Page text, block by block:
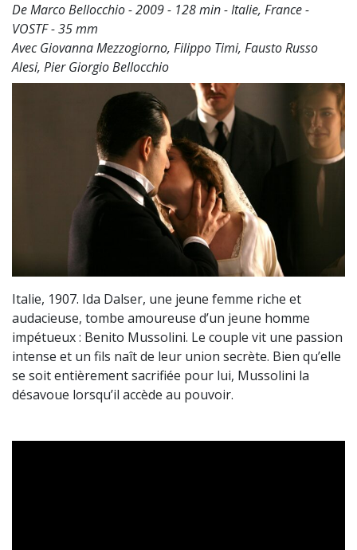
De Marco Bellocchio - 2009 - 128 min - Italie, France -
VOSTF - 35 mm
Avec Giovanna Mezzogiorno, Filippo Timi, Fausto Russo
Alesi, Pier Giorgio Bellocchio
Italie, 1907. Ida Dalser, une jeune femme riche et
audacieuse, tombe amoureuse d’un jeune homme
impétueux : Benito Mussolini. Le couple vit une passion
intense et un fils naît de leur union secrète. Bien qu’elle
se soit entièrement sacrifiée pour lui, Mussolini la
désavoue lorsqu’il accède au pouvoir.